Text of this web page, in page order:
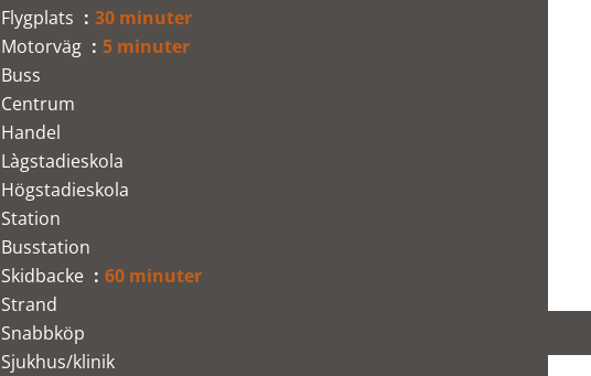
Flygplats
30 minuter
Motorväg
5 minuter
Buss
Centrum
Handel
Làgstadieskola
Högstadieskola
Station
Busstation
Skidbacke
60 minuter
Strand
Snabbköp
Sjukhus/klinik